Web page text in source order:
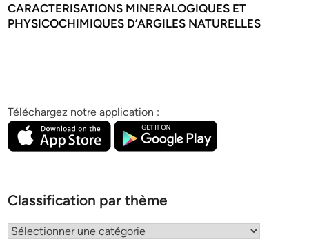
CARACTERISATIONS MINERALOGIQUES ET
PHYSICOCHIMIQUES D’ARGILES NATURELLES
Téléchargez notre application :
Classification par thème
Classification